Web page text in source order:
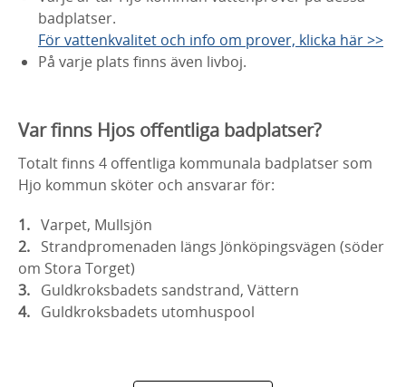
badplatser.
För vattenkvalitet och info om prover, klicka här >>
På varje plats finns även livboj.
Var finns Hjos offentliga badplatser?
Totalt finns 4 offentliga kommunala badplatser som
Hjo kommun sköter och ansvarar för:
Varpet, Mullsjön
Strandpromenaden längs Jönköpingsvägen (söder
om Stora Torget)
Guldkroksbadets sandstrand, Vättern
Guldkroksbadets utomhuspool